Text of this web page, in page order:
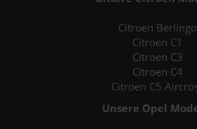
Citroen Berlingo
Citroen C1
Citroen C3
Citroen C4
Citroen C5
Unsere Opel